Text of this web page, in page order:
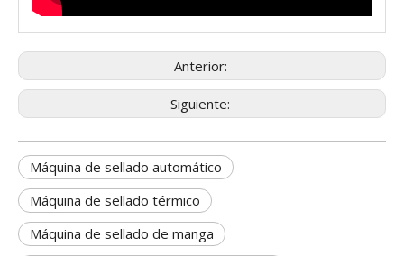
Anterior:
Siguiente:
Máquina de sellado automático
Máquina de sellado térmico
Máquina de sellado de manga